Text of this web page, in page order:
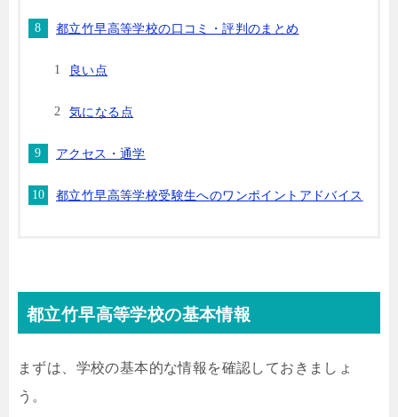
都立竹早高等学校の口コミ・評判のまとめ
良い点
気になる点
アクセス・通学
都立竹早高等学校受験生へのワンポイントアドバイス
都立竹早高等学校の基本情報
まずは、学校の基本的な情報を確認しておきましょ
う。